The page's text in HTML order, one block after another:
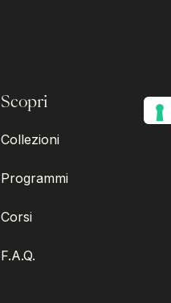
Scopri
Collezioni
Programmi
Corsi
F.A.Q.